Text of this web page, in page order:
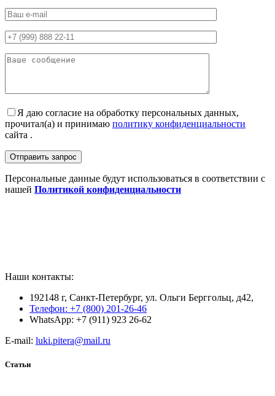
Я даю согласие на обработку персональных данных,
прочитал(а) и принимаю политику конфиденциальности
сайта .
Персональные данные будут использоваться в соответствии с
нашей Политикой конфиденциальности
Наши контакты:
192148 г, Санкт-Петербург, ул. Ольги Берггольц, д42,
Телефон: +7 (800) 201-26-46
WhatsApp: +7 (911) 923 26-62
E-mail: luki.pitera@mail.ru
Статьи